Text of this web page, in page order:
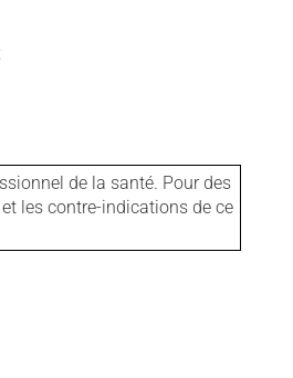
de la santé. Pour des
les contre-indications de ce